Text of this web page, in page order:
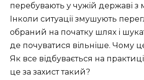
перебувають у чужій державі з
Інколи ситуації змушують
обраний на початку шлях і
де почуватися вільніше. Чому
Як все відбувається на
це за захист такий?